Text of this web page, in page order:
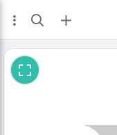
ثبت آگهی